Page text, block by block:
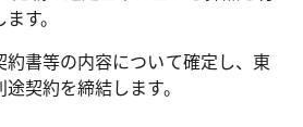
す。
書等の内容について確定し、東
契約を締結します。